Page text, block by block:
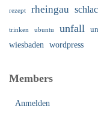
rezept rheingau
trinken ubuntu unfall
wiesbaden wordpress
Members
Anmelden